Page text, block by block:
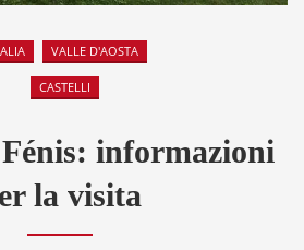
VALLE D'AOSTA
CASTELLI
informazioni
la visita